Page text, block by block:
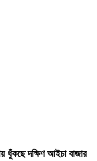
ধুঁকছে দক্ষিণ আইচা বাজার